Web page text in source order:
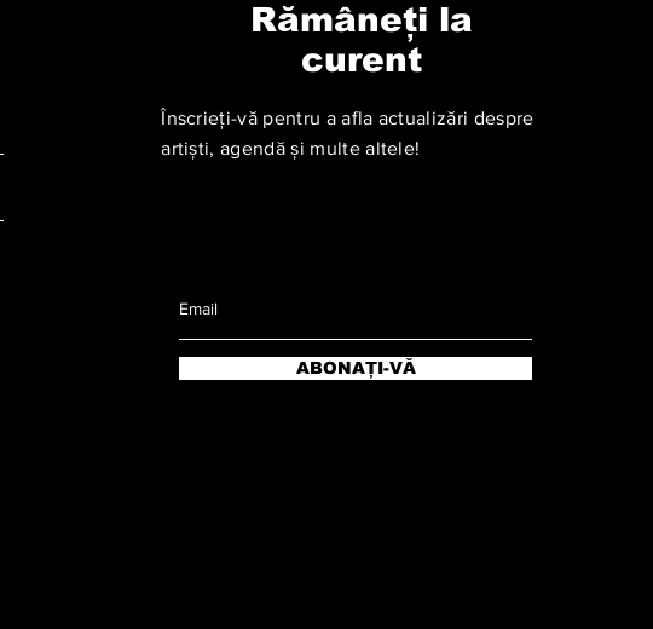
Rămâneți la
curent
Înscrieți-vă pentru a afla actualizări despre
artiști, agendă și multe altele!
ABONAȚI-VĂ